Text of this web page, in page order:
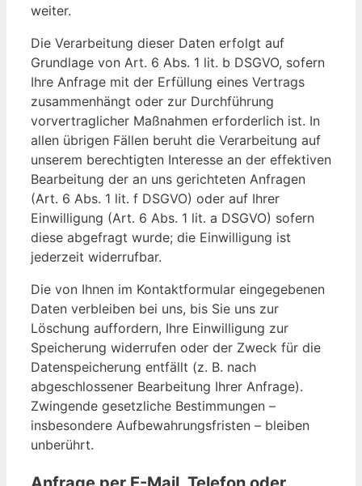
weiter.
Die Verarbeitung dieser Daten erfolgt auf
Grundlage von Art. 6 Abs. 1 lit. b DSGVO, sofern
Ihre Anfrage mit der Erfüllung eines Vertrags
zusammenhängt oder zur Durchführung
vorvertraglicher Maßnahmen erforderlich ist. In
allen übrigen Fällen beruht die Verarbeitung auf
unserem berechtigten Interesse an der effektiven
Bearbeitung der an uns gerichteten Anfragen
(Art. 6 Abs. 1 lit. f DSGVO) oder auf Ihrer
Einwilligung (Art. 6 Abs. 1 lit. a DSGVO) sofern
diese abgefragt wurde; die Einwilligung ist
jederzeit widerrufbar.
Die von Ihnen im Kontaktformular eingegebenen
Daten verbleiben bei uns, bis Sie uns zur
Löschung auffordern, Ihre Einwilligung zur
Speicherung widerrufen oder der Zweck für die
Datenspeicherung entfällt (z. B. nach
abgeschlossener Bearbeitung Ihrer Anfrage).
Zwingende gesetzliche Bestimmungen –
insbesondere Aufbewahrungsfristen – bleiben
unberührt.